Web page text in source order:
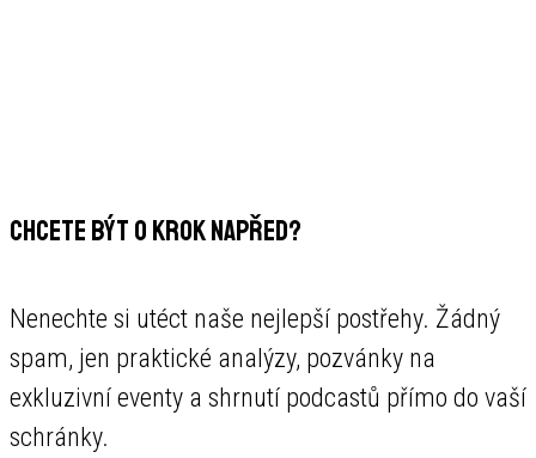
CHCETE BÝT O KROK NAPŘED?
Nenechte si utéct naše nejlepší postřehy. Žádný
spam, jen praktické analýzy, pozvánky na
exkluzivní eventy a shrnutí podcastů přímo do vaší
schránky.